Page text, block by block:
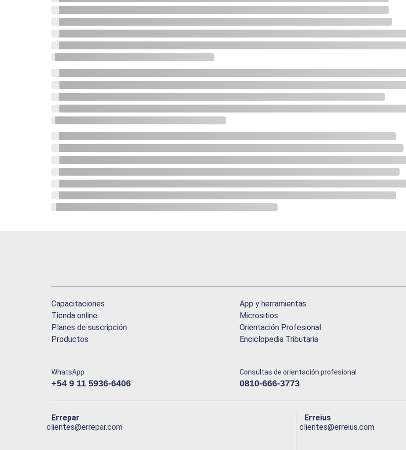
Capacitaciones
Tienda online
Planes de suscripción
Productos
App y herramientas
Micrositios
Orientación Profesional
Enciclopedia Tributaria
WhatsApp
+54 9 11 5936-6406
Consultas de orientación profesional
0810-666-3773
Errepar
clientes@errepar.com
Erreius
clientes@erreius.com